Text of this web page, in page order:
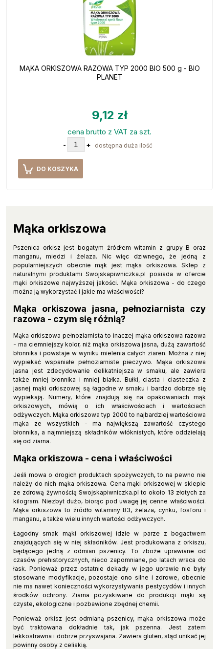
MĄKA ORKISZOWA RAZOWA TYP 2000 BIO 500 g - BIO
PLANET
9,12 zł
cena brutto z VAT za szt.
- + dostępna duża ilość
DO KOSZYKA
Mąka orkiszowa
Pszenica orkisz jest bogatym źródłem witamin z grupy B oraz
manganu, miedzi i żelaza. Nic więc dziwnego, że jedną z
popularniejszych obecnie mąk jest mąka orkiszowa. Sklep z
naturalnymi produktami Swojskapiwniczka.pl posiada w ofercie
mąki orkiszowe najwyższej jakości. Mąka orkiszowa - do czego
można ją wykorzystać i jakie ma właściwości?
Mąka orkiszowa jasna, pełnoziarnista czy
razowa - czym się różnią?
Mąka orkiszowa pełnoziarnista to inaczej mąka orkiszowa razowa
- ma ciemniejszy kolor, niż mąka orkiszowa jasna, dużą zawartość
błonnika i powstaje w wyniku mielenia całych ziaren. Można z niej
wypiekać wspaniałe pełnoziarniste pieczywo. Mąka orkiszowa
jasna jest zdecydowanie delikatniejsza w smaku, ale zawiera
także mniej błonnika i mniej białka. Bułki, ciasta i ciasteczka z
jasnej mąki orkiszowej są łagodne w smaku i bardzo dobrze się
wypiekają. Numery, które znajdują się na opakowaniach mąk
orkiszowych, mówią o ich właściwościach i wartościach
odżywczych. Mąka orkiszowa typ 2000 to najbardziej wartościowa
mąka ze wszystkich - ma największą zawartość czystego
błonnika, a najmniejszą składników włóknistych, które oddzielają
się od ziarna.
Mąka orkiszowa - cena i właściwości
Jeśli mowa o drogich produktach spożywczych, to na pewno nie
należy do nich mąka orkiszowa. Cena mąki orkiszowej w sklepie
ze zdrową żywnością Swojskapiwniczka.pl to około 13 złotych za
kilogram. Niezbyt dużo, biorąc pod uwagę jej cenne właściwości.
Mąka orkiszowa to źródło witaminy B3, żelaza, cynku, fosforu i
manganu, a także wielu innych wartości odżywczych.
Łagodny smak mąki orkiszowej idzie w parze z bogactwem
znajdujących się w niej składników. Jest produkowana z orkiszu,
będącego jedną z odmian pszenicy. To zboże uprawiane od
czasów prehistorycznych, nieco zapomniane, po latach wraca do
łask. Ponieważ przez ostatnie dekady w jego uprawie nie były
stosowane modyfikacje, pozostaje ono silne i zdrowe, obecnie
nie ma nawet konieczności wykorzystywania pestycydów i innych
środków ochrony. Ziarna pozyskiwane do produkcji mąki są
czyste, ekologiczne i pozbawione zbędnej chemii.
Ponieważ orkisz jest odmianą pszenicy, mąka orkiszowa może
być traktowana dokładnie tak, jak pszenna. Jest zatem
lekkostrawna i dobrze przyswajana. Zawiera gluten, stąd unikać jej
powinny osoby z celiakią.